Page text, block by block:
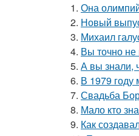
1. Она
2. Новый
3. Михаил
4. Вы точно не
5. А вы знали,
6. В 1979 году
7. Свадьба
8. Мало кто
9. Как